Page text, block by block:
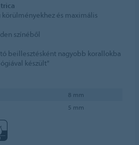
körülményekhez és maximális
színéből
beillesztésként nagyobb korallokba
készült"
8 mm
5 mm